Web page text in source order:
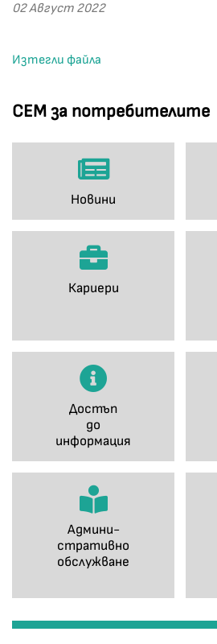
СЕМ за потребителите
Новини
Кариери
Достъп
до
информация
Админи-
стративно
обслужване
02 Август 2022
Изтегли файла